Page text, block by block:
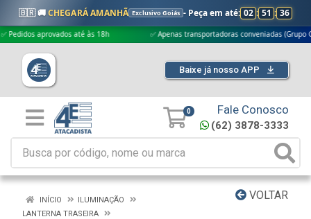
🇧🇷 🚚CHEGARÁ AMANHÃ Exclusivo Goiás - Peça em até: 02 : 51 : 36
aprovados até às 18h ✅ Apenas transportadoras conveniadas (Grupo G5)
Baixe já nosso APP
0 Fale Conosco
(62) 3878-3333
VOLTAR
INÍCIO
ILUMINAÇÃO
LANTERNA TRASEIRA